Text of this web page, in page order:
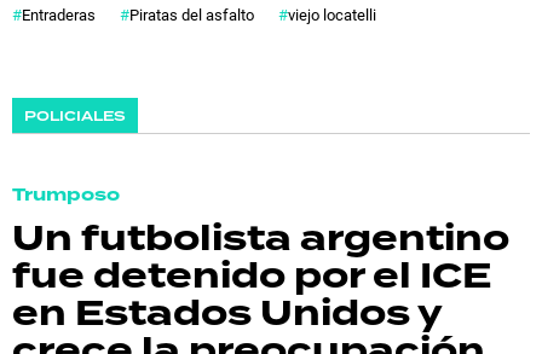
Entraderas Piratas del asfalto viejo locatelli
POLICIALES
Trumposo
Un futbolista argentino
fue detenido por el ICE
en Estados Unidos y